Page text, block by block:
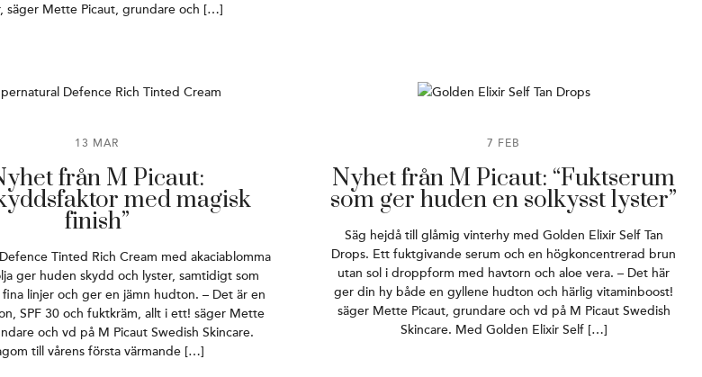
säger Mette Picaut, grundare och […]
13 MAR
från M Picaut:
med magisk
finish”
Tinted Rich Cream med akaciablomma
ger huden skydd och lyster, samtidigt som
linjer och ger en jämn hudton. – Det är en
SPF 30 och fuktkräm, allt i ett! säger Mette
och vd på M Picaut Swedish Skincare.
till vårens första värmande […]
7 FEB
Nyhet från M Picaut: “Fuktserum
som ger huden en solkysst lyster”
Säg hejdå till glåmig vinterhy med Golden Elixir Self Tan
Drops. Ett fuktgivande serum och en högkoncentrerad brun
utan sol i droppform med havtorn och aloe vera. – Det här
ger din hy både en gyllene hudton och härlig vitaminboost!
säger Mette Picaut, grundare och vd på M Picaut Swedish
Skincare. Med Golden Elixir Self […]